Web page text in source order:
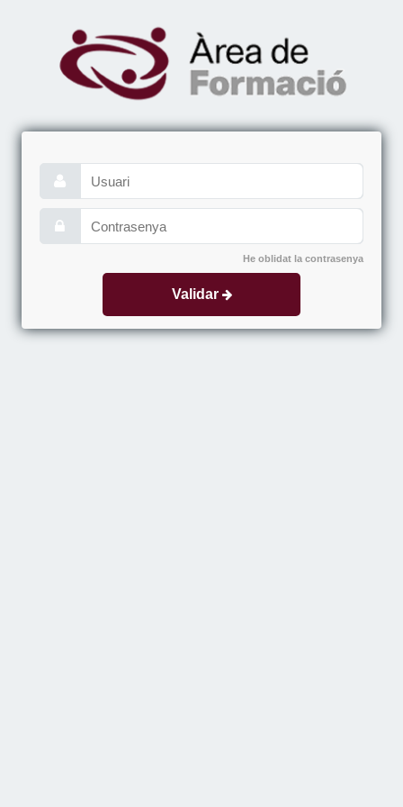
He oblidat la contrasenya
Validar